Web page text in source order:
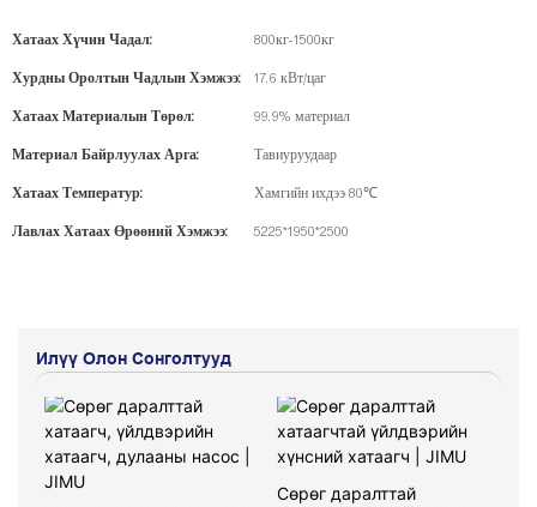
Хатаах Хүчин Чадал: 800кг-1500кг
Хурдны Оролтын Чадлын Хэмжээ: 17.6 кВт/цаг
Хатаах Материалын Төрөл: 99.9% материал
Материал Байрлуулах Арга: Тавиуруудаар
Хатаах Температур: Хамгийн ихдээ 80℃
Лавлах Хатаах Өрөөний Хэмжээ: 5225*1950*2500
Илүү Олон Сонголтууд
Сөрөг даралттай